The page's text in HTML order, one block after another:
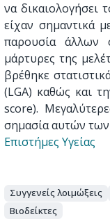
να δικαιολογήσει
είχαν σημαντικά
παρουσία άλλων
μάρτυρες της
βρέθηκε
(LGA) καθώς και
score).
σημασία αυτών
Επιστήμες Υγείας
Συγγενείς λοιμώξεις
Βιοδείκτες